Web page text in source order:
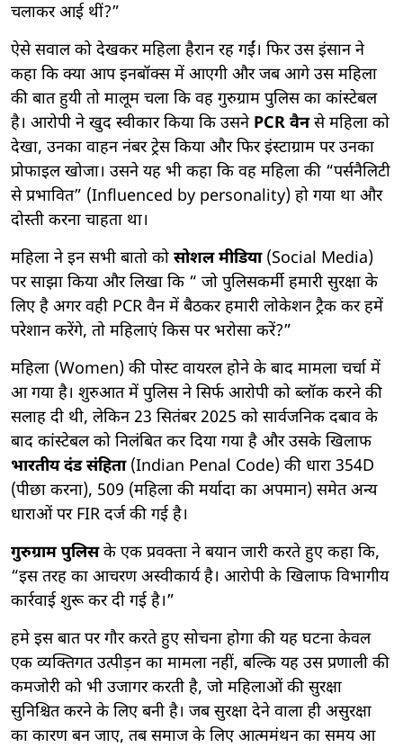
चलाकर आई थीं?”
ऐसे सवाल को देखकर महिला हैरान रह गईं। फिर उस इंसान ने
कहा कि क्या आप इनबॉक्स में आएगी और जब आगे उस महिला
की बात हुयी तो मालूम चला कि वह गुरुग्राम पुलिस का कांस्टेबल
है। आरोपी ने खुद स्वीकार किया कि उसने PCR वैनसे महिला को
देखा, उनका वाहन नंबर ट्रेस किया और फिर इंस्टाग्राम पर उनका
प्रोफाइल खोजा। उसने यह भी कहा कि वह महिला की “पर्सनैलिटी
से प्रभावित” (Influenced by personality) हो गया था और
दोस्ती करना चाहता था।
महिला ने इन सभी बातो को सोशल मीडिया(Social Media)
पर साझा किया और लिखा कि “ जो पुलिसकर्मी हमारी सुरक्षा के
लिए है अगर वही PCR वैन में बैठकर हमारी लोकेशन ट्रैक कर हमें
परेशान करेंगे, तो महिलाएं किस पर भरोसा करें?”
महिला (Women) की पोस्ट वायरल होने के बाद मामला चर्चा में
आ गया है। शुरुआत में पुलिस ने सिर्फ आरोपी को ब्लॉक करने की
सलाह दी थी, लेकिन 23 सितंबर 2025 को सार्वजनिक दबाव के
बाद कांस्टेबल को निलंबित कर दिया गया है और उसके खिलाफ
भारतीय दंड संहिता(Indian Penal Code) की धारा 354D
(पीछा करना), 509 (महिला की मर्यादा का अपमान) समेत अन्य
धाराओं पर FIR दर्ज की गई है।
गुरुग्राम पुलिसके एक प्रवक्ता ने बयान जारी करते हुए कहा कि,
“इस तरह का आचरण अस्वीकार्य है। आरोपी के खिलाफ विभागीय
कार्रवाई शुरू कर दी गई है।”
हमे इस बात पर गौर करते हुए सोचना होगा की यह घटना केवल
एक व्यक्तिगत उत्पीड़न का मामला नहीं, बल्कि यह उस प्रणाली की
कमजोरी को भी उजागर करती है, जो महिलाओं की सुरक्षा
सुनिश्चित करने के लिए बनी है। जब सुरक्षा देने वाला ही असुरक्षा
का कारण बन जाए, तब समाज के लिए आत्ममंथन का समय आ